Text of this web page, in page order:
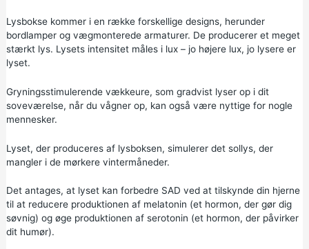
Lysbokse kommer i en række forskellige designs, herunder
bordlamper og vægmonterede armaturer. De producerer et meget
stærkt lys. Lysets intensitet måles i lux – jo højere lux, jo lysere er
lyset.
Gryningsstimulerende vækkeure, som gradvist lyser op i dit
soveværelse, når du vågner op, kan også være nyttige for nogle
mennesker.
Lyset, der produceres af lysboksen, simulerer det sollys, der
mangler i de mørkere vintermåneder.
Det antages, at lyset kan forbedre SAD ved at tilskynde din hjerne
til at reducere produktionen af melatonin (et hormon, der gør dig
søvnig) og øge produktionen af serotonin (et hormon, der påvirker
dit humør).